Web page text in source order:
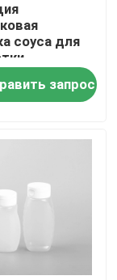
соуса для
штамповки
запрос